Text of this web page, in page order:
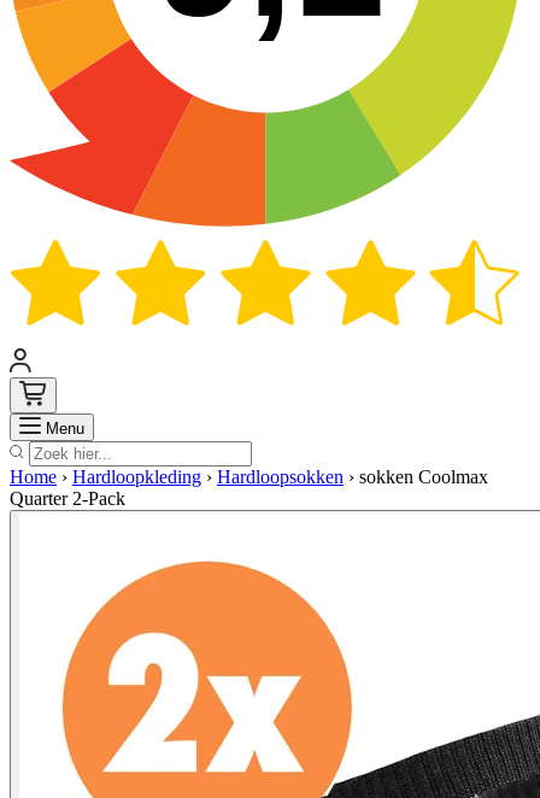
Menu Zoek
Home › Hardloopkleding › Hardloopsokken › sokken Coolmax
Quarter 2-Pack